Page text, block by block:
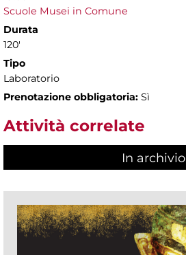
Scuole Musei in Comune
Durata
120'
Tipo
Laboratorio
Prenotazione obbligatoria: Sì
Attività correlate
In archivio